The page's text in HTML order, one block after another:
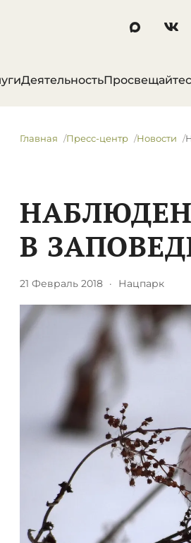
Деятельность
Главная Пресс-центр Новости
В
21 Февраль 2018 · Нацпарк